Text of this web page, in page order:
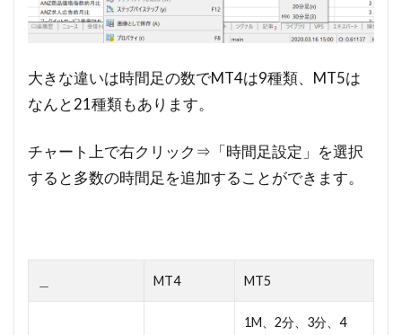
大きな違いは時間足の数でMT4は9種類、MT5は
なんと21種類もあります。
チャート上で右クリック⇒「時間足設定」を選択
すると多数の時間足を追加することができます。
MT4 MT5
1M、2分、3分、4